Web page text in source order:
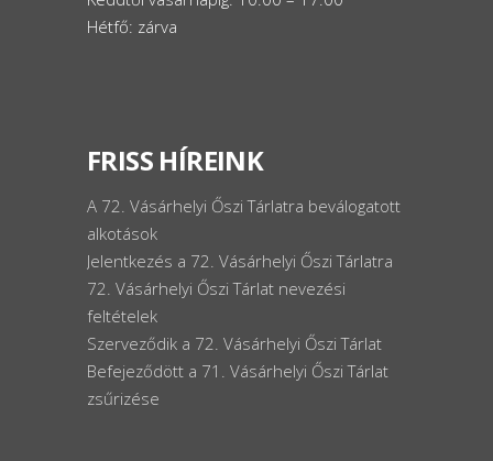
Hétfő: zárva
FRISS HÍREINK
A 72. Vásárhelyi Őszi Tárlatra beválogatott
alkotások
Jelentkezés a 72. Vásárhelyi Őszi Tárlatra
72. Vásárhelyi Őszi Tárlat nevezési
feltételek
Szerveződik a 72. Vásárhelyi Őszi Tárlat
Befejeződött a 71. Vásárhelyi Őszi Tárlat
zsűrizése